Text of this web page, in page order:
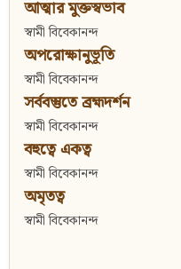
আত্মার মুক্তস্বভাব
স্বামী বিবেকানন্দ
অপরোক্ষানুভূতি
স্বামী বিবেকানন্দ
সর্ববস্তুতে ব্রহ্মদর্শন
স্বামী বিবেকানন্দ
বহুত্বে একত্ব
স্বামী বিবেকানন্দ
অমৃতত্ব
স্বামী বিবেকানন্দ